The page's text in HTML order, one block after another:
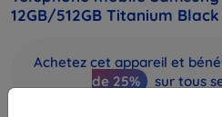
12GB/512GB Titanium Black
Achetez cet appareil et
de 25%
sur tous